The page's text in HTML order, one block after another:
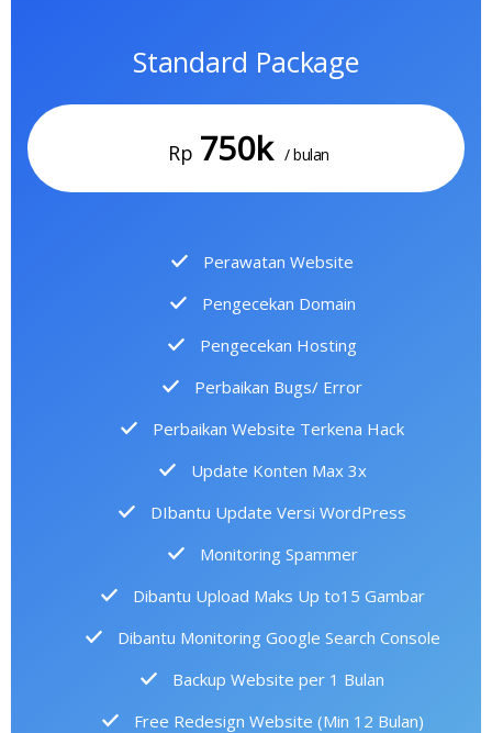
Standard Package
Rp 750k / bulan
Perawatan Website
Pengecekan Domain
Pengecekan Hosting
Perbaikan Bugs/ Error
Perbaikan Website Terkena Hack
Update Konten Max 3x
DIbantu Update Versi WordPress
Monitoring Spammer
Dibantu Upload Maks Up to15 Gambar
Dibantu Monitoring Google Search Console
Backup Website per 1 Bulan
Free Redesign Website (Min 12 Bulan)